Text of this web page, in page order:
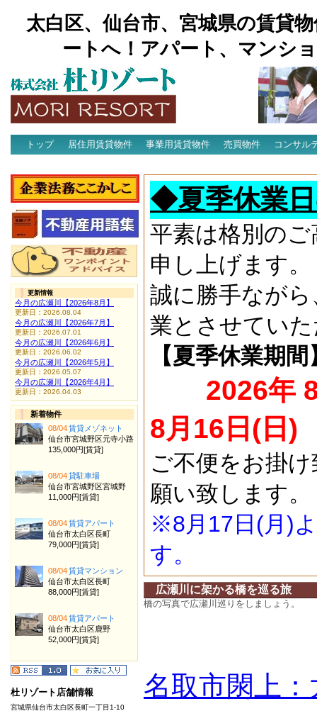
太白区、仙台市、宮城県の賃貸
ートへ！アパート、マンシ
トップ 居住用賃貸物件 事業用賃貸物件 売買物件
コンサル
◆夏季休業
平素は格別の
申し上げます。
誠に勝手なが
業とさせてい
【夏季休業期間
2026年
8月16日(日)
ご不便をお掛
願い致します。
※8月17日(月)
す。
広瀬川に架かる橋を巡る旅
橋の写真で広瀬川巡りをしましょう。
名取市閖上
更新情報
今月の広瀬川【2026年8月】
更新日：2026.08.04
今月の広瀬川【2026年7月】
更新日：2026.07.01
今月の広瀬川【2026年6月】
更新日：2026.06.02
今月の広瀬川【2026年5月】
更新日：2026.05.07
今月の広瀬川【2026年4月】
更新日：2026.04.03
新着物件
08/04賃貸メゾネット
仙台市宮城野区元寺小路
135,000円[賃貸]
08/04貸駐車場
仙台市宮城野区宮城野
11,000円[賃貸]
08/04賃貸アパート
仙台市太白区長町
79,000円[賃貸]
08/04賃貸マンション
仙台市太白区長町
88,000円[賃貸]
08/04賃貸アパート
仙台市太白区鹿野
52,000円[賃貸]
杜リゾート店舗情報
宮城県仙台市太白区長町一丁目1-10